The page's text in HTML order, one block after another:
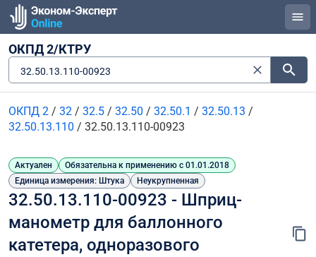
ОКПД 2/КТРУ
32.50.13.110-00923
ОКПД 2 / 32 / 32.5 / 32.50 / 32.50.1 / 32.50.13 /
32.50.13.110 / 32.50.13.110-00923
Актуален
Обязательна к применению с 01.01.2018
Единица измерения: Штука
Неукрупненная
32.50.13.110-00923 - Шприц-
манометр для баллонного
катетера, одноразового